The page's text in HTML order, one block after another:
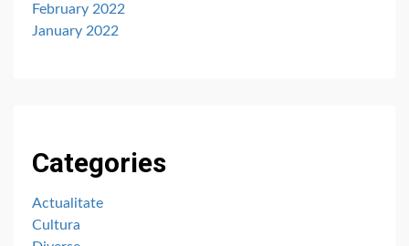
February 2022
January 2022
Categories
Actualitate
Cultura